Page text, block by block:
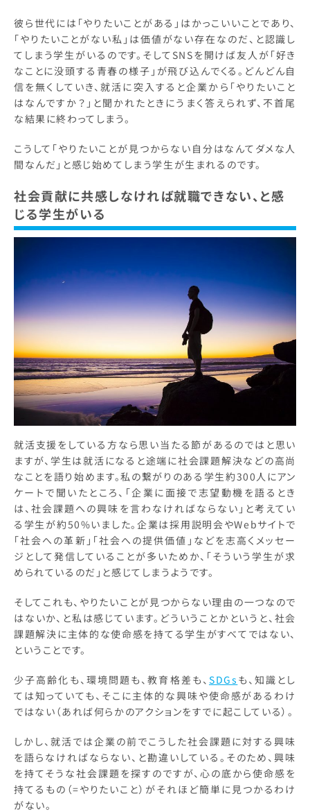
彼ら世代には「やりたいことがある」はかっこいいことであり、
「やりたいことがない私」は価値がない存在なのだ、と認識し
てしまう学生がいるのです。そしてSNSを開けば友人が「好き
なことに没頭する青春の様子」が飛び込んでくる。どんどん自
信を無くしていき、就活に突入すると企業から「やりたいこと
はなんですか？」と聞かれたときにうまく答えられず、不首尾
な結果に終わってしまう。
こうして「やりたいことが見つからない自分はなんてダメな人
間なんだ」と感じ始めてしまう学生が生まれるのです。
社会貢献に共感しなければ就職できない、と感
じる学生がいる
就活支援をしている方なら思い当たる節があるのではと思い
ますが、学生は就活になると途端に社会課題解決などの高尚
なことを語り始めます。私の繋がりのある学生約300人にアン
ケートで聞いたところ、「企業に面接で志望動機を語るとき
は、社会課題への興味を言わなければならない」と考えてい
る学生が約50%いました。企業は採用説明会やWebサイトで
「社会への革新」「社会への提供価値」などを志高くメッセー
ジとして発信していることが多いためか、「そういう学生が求
められているのだ」と感じてしまうようです。
そしてこれも、やりたいことが見つからない理由の一つなので
はないか、と私は感じています。どういうことかというと、社会
課題解決に主体的な使命感を持てる学生がすべてではない、
ということです。
少子高齢化も、環境問題も、教育格差も、 SDGs も、知識とし
ては知っていても、そこに主体的な興味や使命感があるわけ
ではない（あれば何らかのアクションをすでに起こしている）。
しかし、就活では企業の前でこうした社会課題に対する興味
を語らなければならない、と勘違いしている。そのため、興味
を持てそうな社会課題を探すのですが、心の底から使命感を
持てるもの（=やりたいこと）がそれほど簡単に見つかるわけ
がない。